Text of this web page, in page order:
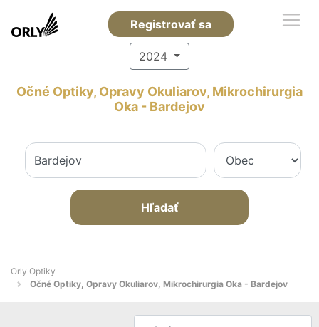
Registrovať sa
2024
Očné Optiky, Opravy Okuliarov, Mikrochirurgia
Oka - Bardejov
Hľadať
Orly Optiky
Očné Optiky, Opravy Okuliarov, Mikrochirurgia Oka - Bardejov